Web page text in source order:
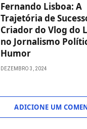
Fernando Lisboa: A
Trajetória de
Criador do Vlog do
no Jornalismo
Humor
DEZEMBRO 3, 2024
ADICIONE UM